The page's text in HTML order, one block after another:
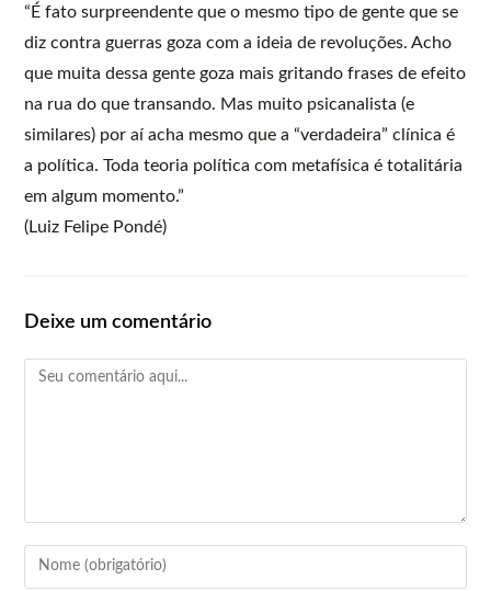
“É fato surpreendente que o mesmo tipo de gente que se
diz contra guerras goza com a ideia de revoluções. Acho
que muita dessa gente goza mais gritando frases de efeito
na rua do que transando. Mas muito psicanalista (e
similares) por aí acha mesmo que a “verdadeira” clínica é
a política. Toda teoria política com metafísica é totalitária
em algum momento.”
(Luiz Felipe Pondé)
Deixe um comentário